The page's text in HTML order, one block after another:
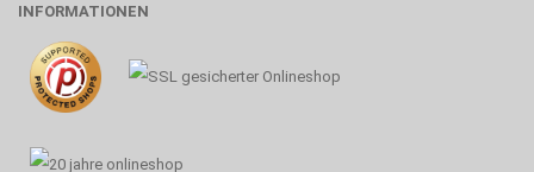
INFORMATIONEN